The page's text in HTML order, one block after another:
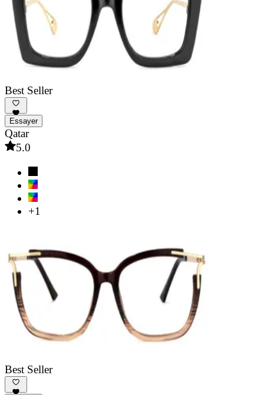
Best Seller
Essayer
Qatar
5.0
+1
Best Seller